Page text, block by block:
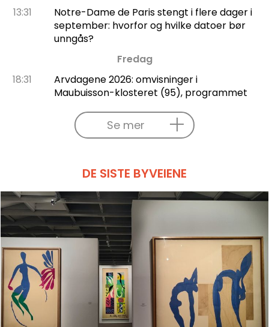
13:31
Notre-Dame de Paris stengt i flere dager i
september: hvorfor og hvilke datoer bør
unngås?
Fredag
18:31
Arvdagene 2026: omvisninger i
Maubuisson-klosteret (95), programmet
Se mer
DE SISTE BYVEIENE